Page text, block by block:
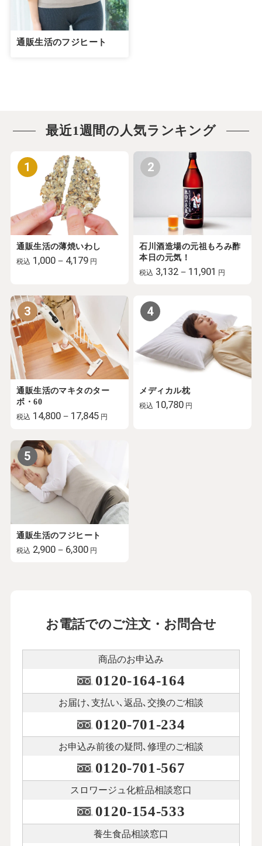
通販生活のフジヒート
最近1週間の人気ランキング
通販生活の薄焼いわし
税込 1,000－4,179 円
1
石川酒造場の元祖もろみ酢
本日の元気！
税込 3,132－11,901 円
2
通販生活のマキタのター
ボ・60
税込 14,800－17,845 円
3
メディカル枕
税込 10,780 円
4
通販生活のフジヒート
税込 2,900－6,300 円
5
お電話でのご注文・お問合せ
商品のお申込み
0120-164-164
お届け､支払い､ 返品､交換のご相談
0120-701-234
お申込み前後の疑問､修理のご相談
0120-701-567
スロワージュ化粧品相談窓口
0120-154-533
養生食品相談窓口